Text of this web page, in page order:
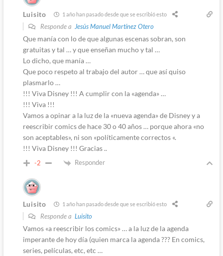
Luisito 1 año han pasado desde que se escribió esto
Responde a Jesús Manuel Martínez Otero
Que manía con lo de que algunas escenas sobran, son
gratuitas y tal … y que enseñan mucho y tal …
Lo dicho, que manía …
Que poco respeto al trabajo del autor … que así quiso
plasmarlo …
!!! Viva Disney !!! A cumplir con la «agenda» …
!!! Viva !!!
Vamos a opinar a la luz de la «nueva agenda» de Disney y a
reescribir comics de hace 30 o 40 años … porque ahora «no
son aceptables», ni son «políticamente correctos «.
!!! Viva Disney !!! Gracias ..
-2 Responder
Luisito 1 año han pasado desde que se escribió esto
Responde a Luisito
Vamos «a reescribir los comics» … a la luz de la agenda
imperante de hoy día (quien marca la agenda ??? En comics,
series, películas, etc, etc …